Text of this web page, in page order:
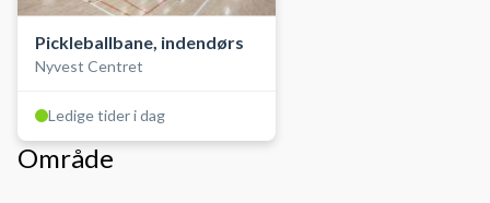
Pickleballbane, indendørs
Nyvest Centret
Ledige tider i dag
Område